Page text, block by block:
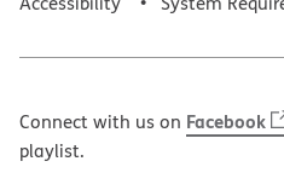
Connect with us on Facebook
playlist.